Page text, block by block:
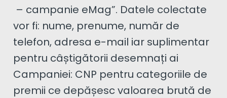
– campanie eMag”. Datele colectate
vor fi: nume, prenume, număr de
telefon, adresa e-mail iar suplimentar
pentru câștigătorii desemnați ai
Campaniei: CNP pentru categoriile de
premii ce depășesc valoarea brută de